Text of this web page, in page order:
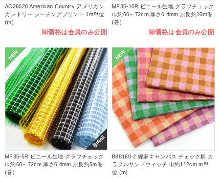
AC26020 American Country アメリカン
カントリー シーチングプリント 1m単位
(m)
卸価格は会員のみ公開
MF35-10R ビニール生地 グラフチェック
巾約60～72cm 厚さ0.4mm 原反約10m巻
(巻)
卸価格は会員のみ公開
NEW
巻/Roll
MF35-5R ビニール生地 グラフチェック
巾約60～72cm 厚さ0.4mm 原反約5m巻
(巻)
NEW
B88160-2 綿麻キャンバス チェック柄 カ
ラフルサンドウィッチ 巾約112cm m単
位 (m)